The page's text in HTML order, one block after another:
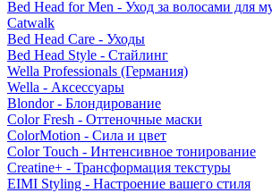
Bed Head for Men - Уход за волосами для
Catwalk
Bed Head Care - Уходы
Bed Head Style - Стайлинг
Wella Professionals (Германия)
Wella - Аксессуары
Blondor - Блондирование
Color Fresh - Оттеночные маски
ColorMotion - Сила и цвет
Color Touch - Интенсивное тонирование
Creatine+ - Трансформация текстуры
EIMI Styling - Настроение вашего стиля